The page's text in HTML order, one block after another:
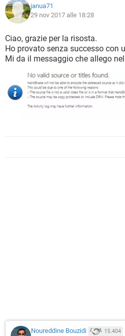
janua71
29 nov 2017 alle 18:28
Ciao, grazie per la risosta.
Ho provato senza successo con
Mi da il messaggio che allego
Noureddine Bouzidi 15.404